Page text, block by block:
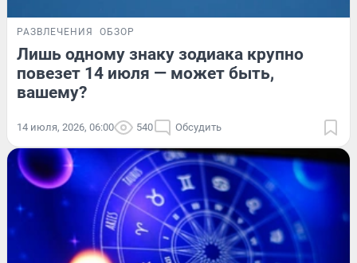
РАЗВЛЕЧЕНИЯ ОБЗОР
Лишь одному знаку зодиака крупно
повезет 14 июля — может быть,
вашему?
14 июля, 2026, 06:00 540 Обсудить